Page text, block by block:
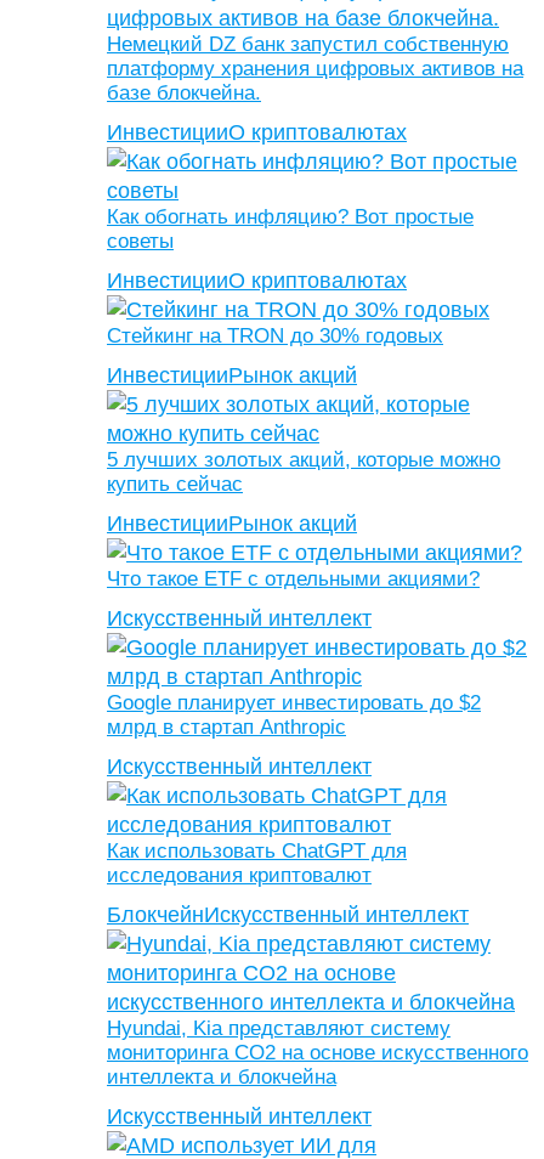
Немецкий DZ банк запустил собственную
платформу хранения цифровых активов на
базе блокчейна.
ИнвестицииО криптовалютах
Как обогнать инфляцию? Вот простые
советы
ИнвестицииО криптовалютах
Стейкинг на TRON до 30% годовых
ИнвестицииРынок акций
5 лучших золотых акций, которые можно
купить сейчас
ИнвестицииРынок акций
Что такое ETF с отдельными акциями?
Искусственный интеллект
Google планирует инвестировать до $2
млрд в стартап Anthropic
Искусственный интеллект
Как использовать ChatGPT для
исследования криптовалют
БлокчейнИскусственный интеллект
Hyundai, Kia представляют систему
мониторинга CO2 на основе искусственного
интеллекта и блокчейна
Искусственный интеллект